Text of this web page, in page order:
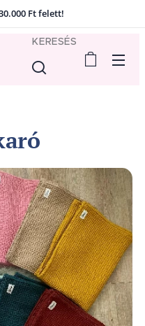
Ft felett!
KERESÉS